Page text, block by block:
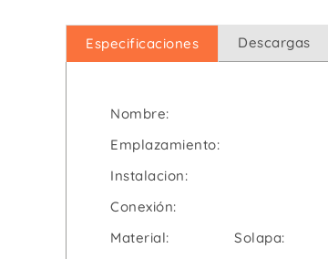
Especificaciones Descargas
Nombre:
Emplazamiento:
Instalacion:
Conexión:
Material:
Solapa: